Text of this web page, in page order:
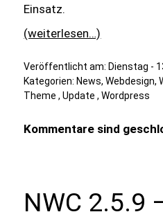
Einsatz.
(weiterlesen…)
Veröffentlicht am: Dienstag -
Kategorien: News,Webdesign,
Theme ,Update ,Wordpress
Kommentare sind
NWC 2.5.9